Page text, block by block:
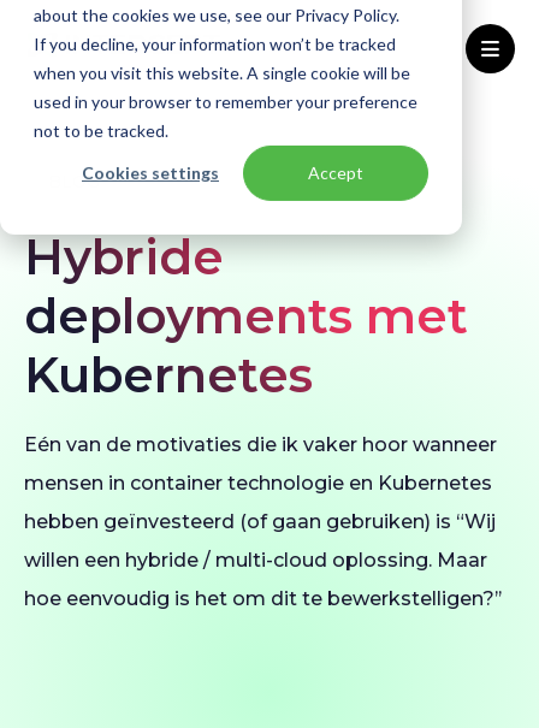
about the cookies we use, see our Privacy Policy.
If you decline, your information won’t be tracked
when you visit this website. A single cookie will be
used in your browser to remember your preference
not to be tracked.
Cookies settings Accept
Home Blogs Hybride deployments met Kubernetes
BLOG
Hybride
deployments met
Kubernetes
Eén van de motivaties die ik vaker hoor wanneer
mensen in container technologie en Kubernetes
hebben geïnvesteerd (of gaan gebruiken) is “Wij
willen een hybride / multi-cloud oplossing. Maar
hoe eenvoudig is het om dit te bewerkstelligen?’’